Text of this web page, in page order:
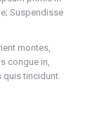
Suspendisse
montes,
congue in,
quis tincidunt.